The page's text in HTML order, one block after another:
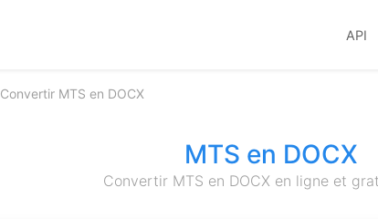
API
Convertir MTS en DOCX
MTS en DOCX
Convertir MTS en DOCX en ligne et